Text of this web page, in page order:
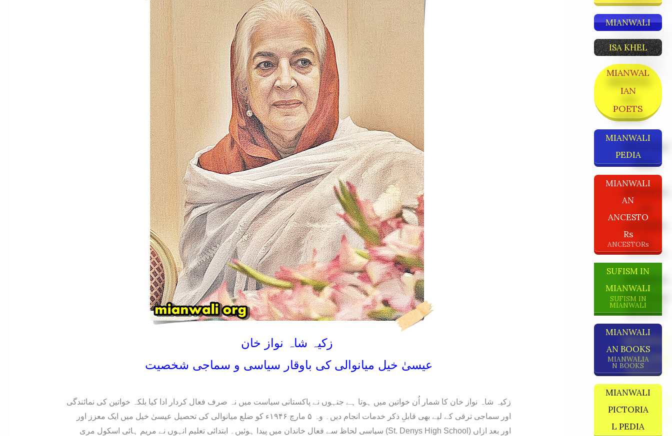
زکیہ شاہ نواز خان
عیسیٰ خیل میانوالی کی باوقار سیاسی و سماجی شخصیت
زکیہ شاہ نواز خان کا شمار اُن خواتین میں ہوتا ہے جنہوں نے پاکستانی سیاست میں نہ صرف فعال کردار ادا کیا بلکہ خواتین کی نمائندگی
اور سماجی ترقی کے لیے بھی قابلِ ذکر خدمات انجام دیں۔ وہ ۵ مارچ ۱۹۴۶ء کو ضلع میانوالی کی تحصیل عیسیٰ خیل میں ایک معزز اور
سیاسی لحاظ سے فعال خاندان میں پیدا ہوئیں۔ ابتدائی تعلیم انہوں نے مریم ہائی اسکول مری (St. Denys High School) اور بعد ازاں
MIANWALI
ISA KHEL
MIANWAL
IAN
POETS
MIANWALI
PEDIA
MIANWALI
AN
ANCESTO
Rs
ANCESTORs
SUFISM IN
MIANWALI
SUFISM IN
MIANWALI
MIANWALI
AN BOOKS
MIANWALIA
N BOOKS
MIANWALI
PICTORIA
L PEDIA